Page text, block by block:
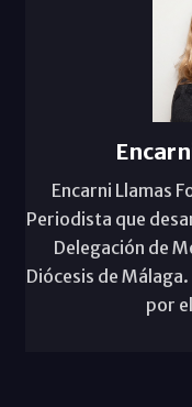
Encarni Llamas
Periodista que
Delegación de
Diócesis de
por